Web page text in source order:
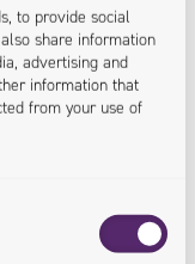
to provide social
share information
advertising and
information that
from your use of
Layouts.
die mit der
auf der anderen